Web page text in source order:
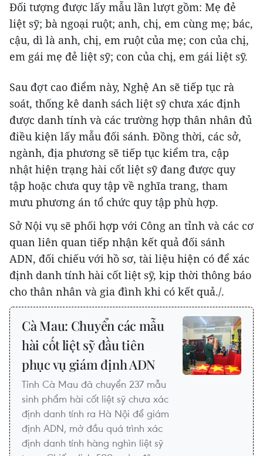
Đối tượng được lấy mẫu lần lượt gồm: Mẹ đẻ
liệt sỹ; bà ngoại ruột; anh, chị, em cùng mẹ; bác,
cậu, dì là anh, chị, em ruột của mẹ; con của chị,
em gái mẹ đẻ liệt sỹ; con của chị, em gái liệt sỹ.
Sau đợt cao điểm này, Nghệ An sẽ tiếp tục rà
soát, thống kê danh sách liệt sỹ chưa xác định
được danh tính và các trường hợp thân nhân đủ
điều kiện lấy mẫu đối sánh. Đồng thời, các sở,
ngành, địa phương sẽ tiếp tục kiểm tra, cập
nhật hiện trạng hài cốt liệt sỹ đang được quy
tập hoặc chưa quy tập về nghĩa trang, tham
mưu phương án tổ chức quy tập phù hợp.
Sở Nội vụ sẽ phối hợp với Công an tỉnh và các cơ
quan liên quan tiếp nhận kết quả đối sánh
ADN, đối chiếu với hồ sơ, tài liệu hiện có để xác
định danh tính hài cốt liệt sỹ, kịp thời thông báo
cho thân nhân và gia đình khi có kết quả./.
Cà Mau: Chuyển các mẫu
hài cốt liệt sỹ đầu tiên
phục vụ giám định ADN
Tỉnh Cà Mau đã chuyển 237 mẫu
sinh phẩm hài cốt liệt sỹ chưa xác
định danh tính ra Hà Nội để giám
định ADN, mở đầu quá trình xác
định danh tính hàng nghìn liệt sỹ